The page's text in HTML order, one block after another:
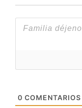
0 COMENTARIOS